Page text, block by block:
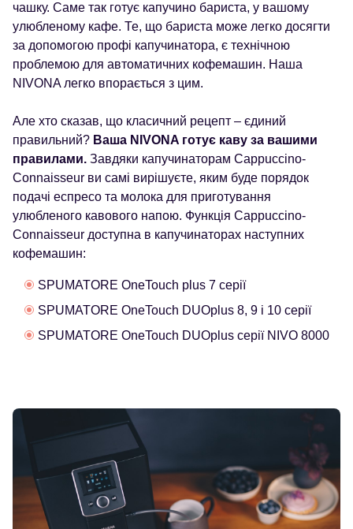
чашку. Саме так готує капучино бариста, у вашому
улюбленому кафе. Те, що бариста може легко досягти
за допомогою профі капучинатора, є технічною
проблемою для автоматичних кофемашин. Наша
NIVONA легко впорається з цим.
Але хто сказав, що класичний рецепт – єдиний
правильний? Ваша NIVONA готує каву за вашими
правилами. Завдяки капучинаторам Cappuccino-
Connaisseur ви самі вирішуєте, яким буде порядок
подачі еспресо та молока для приготування
улюбленого кавового напою. Функція Cappuccino-
Connaisseur доступна в капучинаторах наступних
кофемашин:
SPUMATORE OneTouch plus 7 серії
SPUMATORE OneTouch DUOplus 8, 9 і 10 серії
SPUMATORE OneTouch DUOplus серії NIVO 8000